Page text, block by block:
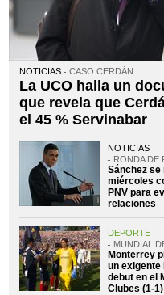
NOTICIAS CASO CERDÁN
La UCO halla un
que revela que
el 45 % Servinabar
NOTICIAS
RONDA DE
Sánchez
miércoles
PNV para
relaciones
DEPORTE
MUNDIAL
Monterrey
un exigente
debut en el
Clubes (1-1)